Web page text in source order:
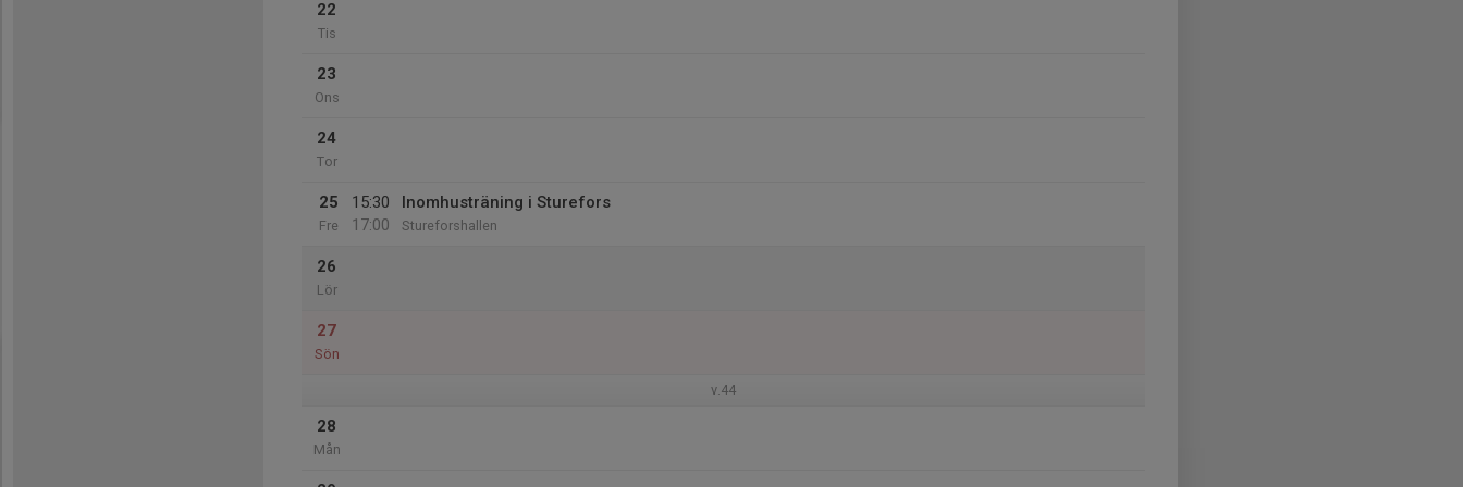
22
Tis
23
Ons
24
Tor
25
Fre
15:30
17:00
Inomhusträning i Sturefors
Stureforshallen
26
Lör
27
Sön
v.44
28
Mån